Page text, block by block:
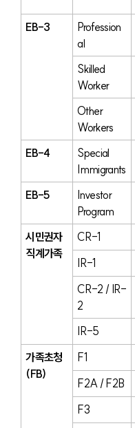
EB-3
Profession
al
Skilled
Worker
Other
Workers
EB-4
Special
Immigrants
EB-5
Investor
Program
시민권자
직계가족
CR-1
IR-1
CR-2 / IR-
2
IR-5
가족초청
(FB)
F1
F2A / F2B
F3